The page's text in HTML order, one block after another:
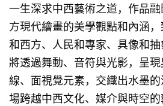
一生深求中西藝術之道，作品
方現代繪畫的美學觀點和內涵
和西方、人民和專家、具像和
將透過舞動、音符與光影，呈現
線、面視覺元素，交織出水墨
場跨越中西文化、媒介與時空的